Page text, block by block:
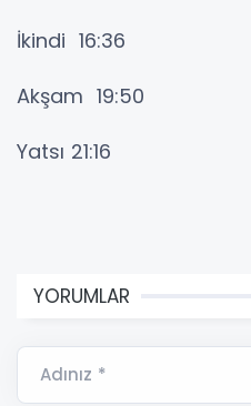
İkindi 16:36
Akşam 19:50
Yatsı 21:16
YORUMLAR
Adınız *